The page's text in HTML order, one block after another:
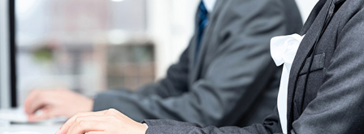
供高品质机械配件，配备标准生产作业线，全程标准化生产流程，多
·公司先进完善的生产设备，道道工序严格把控，产品通过相关认证，
经验丰富的团队，不断对产品和服务进行优化，气涨轴价格实惠，让